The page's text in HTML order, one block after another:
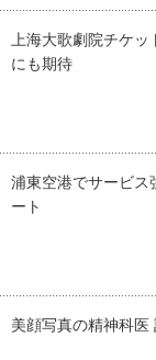
上海大歌劇院チケ
にも期待
浦東空港でサービス
ート
美顔写真の精神科医